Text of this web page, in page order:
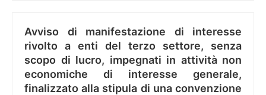
Avviso di manifestazione di interesse
rivolto a enti del terzo settore, senza
scopo di lucro, impegnati in attività non
economiche di interesse generale,
finalizzato alla stipula di una convenzione